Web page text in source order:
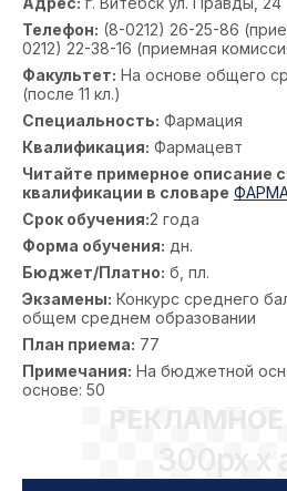
Телефон: (8-0212) 26-25-86
0212) 22-38-16 (приемная
Факультет: На основе общего
(после 11 кл.)
Специальность: Фармация
Квалификация: Фармацевт
Читайте примерное описание
квалификации в словаре
Срок обучения:2 года
Форма обучения: дн.
Бюджет/Платно: б, пл.
Экзамены: Конкурс среднего
общем среднем образовании
План приема: 77
Примечания: На бюджетной
основе: 50
300px x